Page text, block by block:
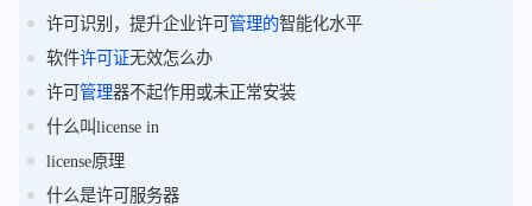
许可识别，提升企业许可管理的智能化水平
软件许可证无效怎么办
许可管理器不起作用或未正常安装
什么叫license in
license原理
什么是许可服务器